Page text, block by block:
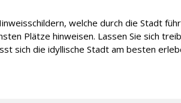
welche durch die Stadt
Plätze hinweisen. Lassen Sie sich
sich die idyllische Stadt am besten